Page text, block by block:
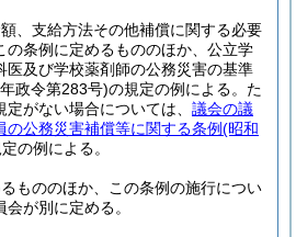
、支給方法その他補償に関する必要
の条例に定めるもののほか、公立学
医及び学校薬剤師の公務災害の基準
政令第283号)の規定の例による。 た
がない場合については、 議会の議
の公務災害補償等に関する条例(昭和
の例による。
もののほか、この条例の施行につい
が別に定める。